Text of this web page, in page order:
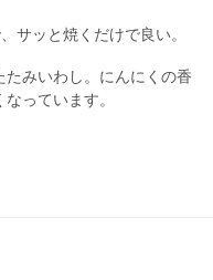
サッと焼くだけで良い。
みいわし。にんにくの香
っています。